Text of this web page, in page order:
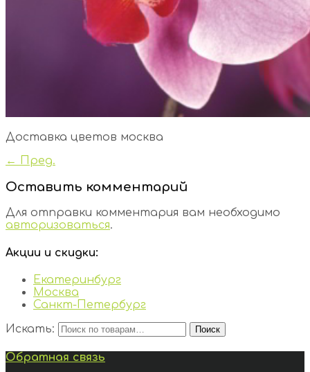
Доставка цветов москва
← Пред.
Оставить комментарий
Для отправки комментария вам необходимо
авторизоваться.
Акции и скидки:
Екатеринбург
Москва
Санкт-Петербург
Искать:
Поиск
Обратная связь